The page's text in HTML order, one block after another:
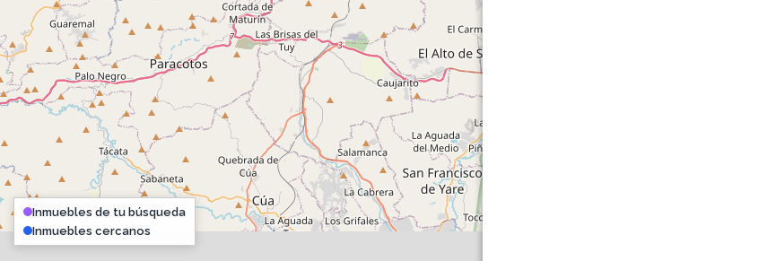
Inmuebles de tu búsqueda
Inmuebles cercanos